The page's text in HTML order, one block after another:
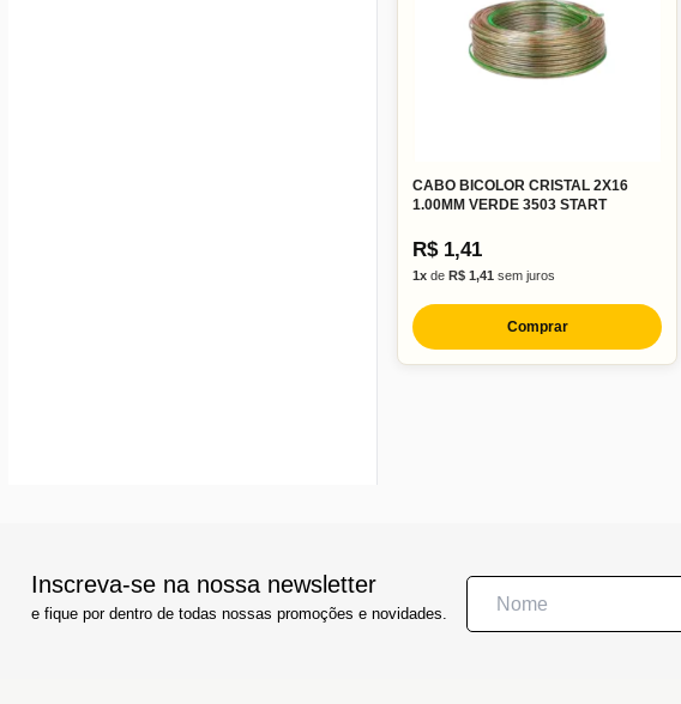
CABO BICOLOR CRISTAL 2X16
1.00MM VERDE 3503 START
R$ 1,41
1x de R$ 1,41 sem juros
Comprar
Inscreva-se na nossa newsletter
e fique por dentro de todas nossas promoções e novidades.